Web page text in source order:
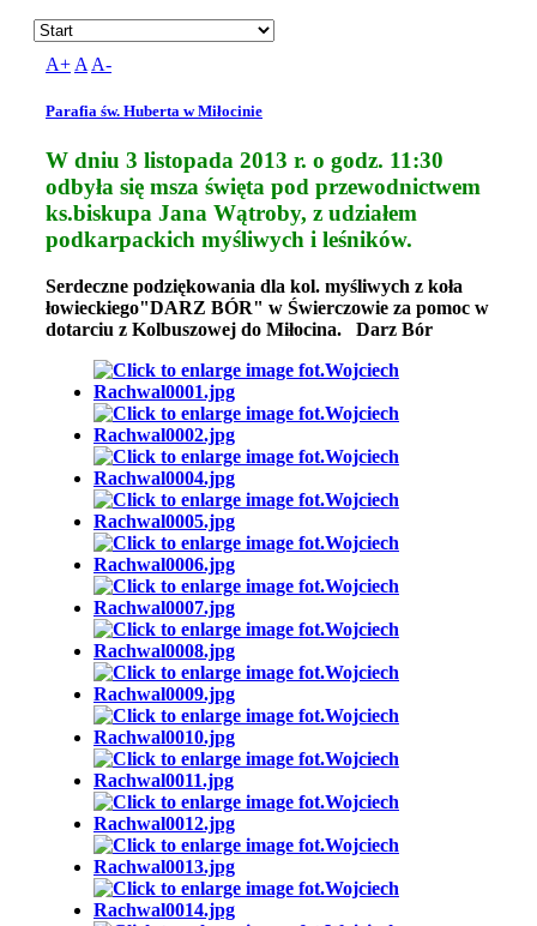
A+ A A-
Parafia św. Huberta w Miłocinie
W dniu 3 listopada 2013 r. o godz. 11:30
odbyła się msza święta pod przewodnictwem
ks.biskupa Jana Wątroby, z udziałem
podkarpackich myśliwych i leśników.
Serdeczne podziękowania dla kol. myśliwych z koła
łowieckiego"DARZ BÓR" w Świerczowie za pomoc w
dotarciu z Kolbuszowej do Miłocina. Darz Bór